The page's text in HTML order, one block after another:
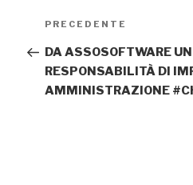
Navigazione
articoli
Articolo
PRECEDENTE
DA ASSOSOFTWARE
RESPONSABILITÀ DI
AMMINISTRAZIONE